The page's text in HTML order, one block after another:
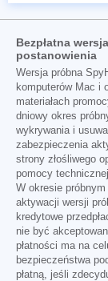
Bezpłatna
postanowienia
Wersja próbna
komputerów Mac i
materiałach
dniowy okres
wykrywania i
zabezpieczenia
strony złośliwego
pomocy
W okresie
aktywacji wersji
kredytowe
nie być
płatności ma na
bezpieczeństwa
płatną, jeśli